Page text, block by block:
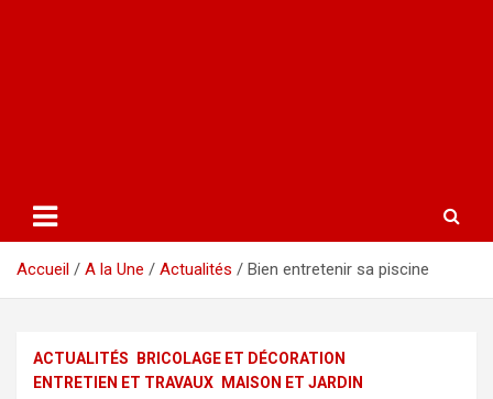
Accueil A la Une Actualités Bien entretenir sa piscine
ACTUALITÉS
BRICOLAGE ET DÉCORATION
ENTRETIEN ET TRAVAUX
MAISON ET JARDIN